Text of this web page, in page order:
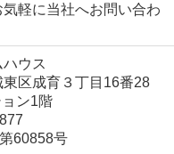
軽に当社へお問い合わ
ウス
区成育３丁目16番28
ン1階
60858号